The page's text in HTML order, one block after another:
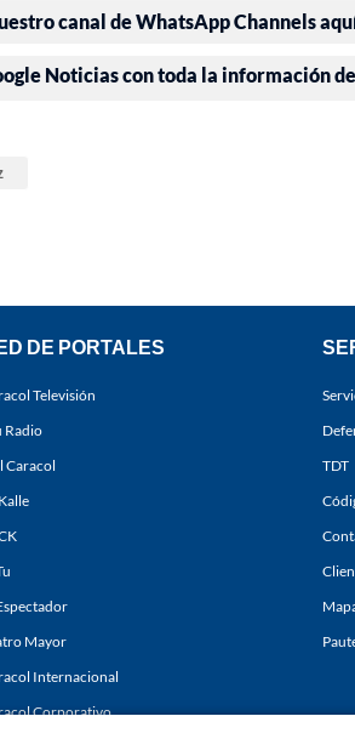
canal de WhatsApp Channels
Noticias con toda la información
DE PORTALES
Televisión
Radio
Caracol
Mayor
Internacional
Corporativo
TDT